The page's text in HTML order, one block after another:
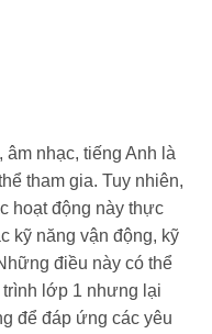
âm nhạc, tiếng Anh là
tham gia. Tuy nhiên,
hoạt động này thực
kỹ năng vận động, kỹ
điều này có thể
lớp 1 nhưng lại
để đáp ứng các yêu